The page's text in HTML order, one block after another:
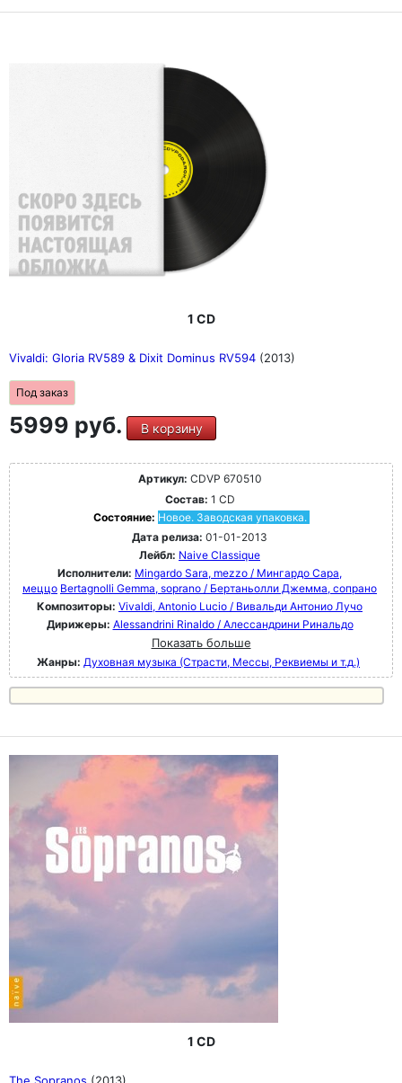
1 CD
Vivaldi: Gloria RV589 & Dixit Dominus RV594 (2013)
Под заказ
5999 руб. В корзину
Артикул: CDVP 670510
Состав: 1 CD
Состояние: Новое. Заводская упаковка.
Дата релиза: 01-01-2013
Лейбл: Naive Classique
Исполнители: Mingardo Sara, mezzo / Мингардо Сара,
меццо Bertagnolli Gemma, soprano / Бертаньолли Джемма, сопрано
Композиторы: Vivaldi, Antonio Lucio / Вивальди Антонио Лучо
Дирижеры: Alessandrini Rinaldo / Алессандрини Ринальдо
Показать больше
Жанры: Духовная музыка (Страсти, Мессы, Реквиемы и т.д.)
1 CD